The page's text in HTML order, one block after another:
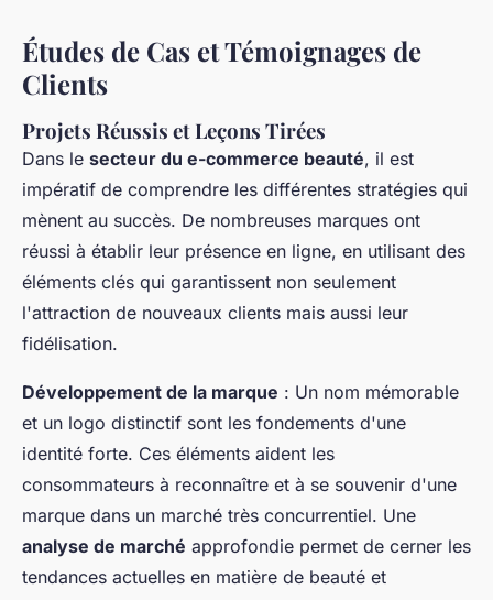
Études de Cas et Témoignages de
Clients
Projets Réussis et Leçons Tirées
Dans le secteur du e-commerce beauté, il est
impératif de comprendre les différentes stratégies qui
mènent au succès. De nombreuses marques ont
réussi à établir leur présence en ligne, en utilisant des
éléments clés qui garantissent non seulement
l'attraction de nouveaux clients mais aussi leur
fidélisation.
Développement de la marque : Un nom mémorable
et un logo distinctif sont les fondements d'une
identité forte. Ces éléments aident les
consommateurs à reconnaître et à se souvenir d'une
marque dans un marché très concurrentiel. Une
analyse de marché approfondie permet de cerner les
tendances actuelles en matière de beauté et